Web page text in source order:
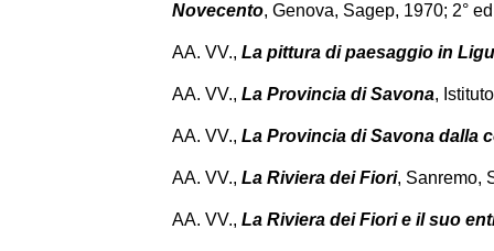
Novecento, Genova, Sagep, 1970; 2°
AA. VV., La pittura di paesaggio in
AA. VV., La Provincia di Savona,
AA. VV., La Provincia di Savona dalla
AA. VV., La Riviera dei Fiori, Sanremo,
AA. VV., La Riviera dei Fiori e il suo